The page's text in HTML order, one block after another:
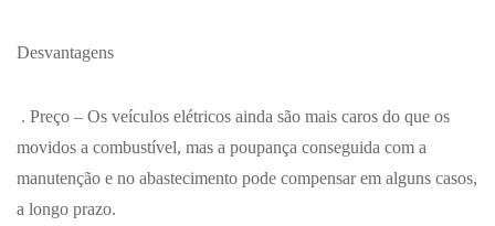
Desvantagens
. Preço – Os veículos elétricos ainda são mais caros do que os
movidos a combustível, mas a poupança conseguida com a
manutenção e no abastecimento pode compensar em alguns casos,
a longo prazo.